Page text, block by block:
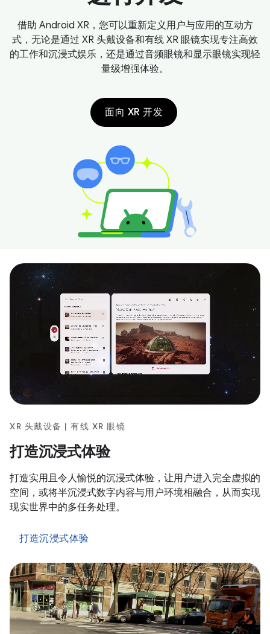
借助 Android XR，您可以重新定义用户与应用的互动方
式，无论是通过 XR 头戴设备和有线 XR 眼镜实现专注高效
的工作和沉浸式娱乐，还是通过音频眼镜和显示眼镜实现轻
量级增强体验。
面向 XR 开发
XR 头戴设备 | 有线 XR 眼镜
打造沉浸式体验
打造实用且令人愉悦的沉浸式体验，让用户进入完全虚拟的
空间，或将半沉浸式数字内容与用户环境相融合，从而实现
现实世界中的多任务处理。
打造沉浸式体验